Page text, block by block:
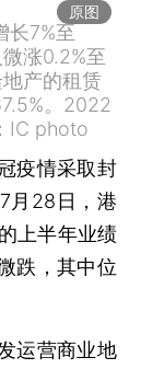
原图
长7%至
涨0.2%至
产的租赁
。2022
IC photo
疫情采取封
月28日，港
上半年业绩
跌，其中位
运营商业地